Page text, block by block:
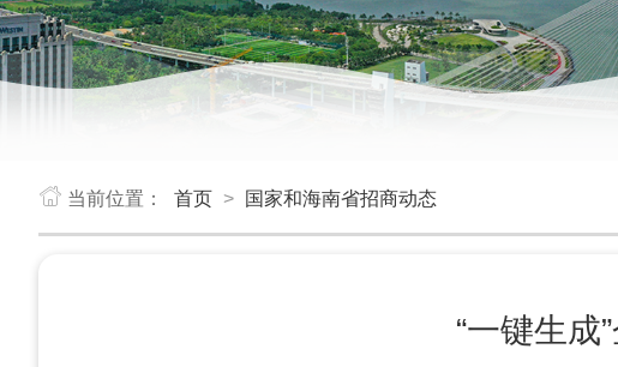
当前位置： 首页 > 国家和海南省招商动态
“一键生成